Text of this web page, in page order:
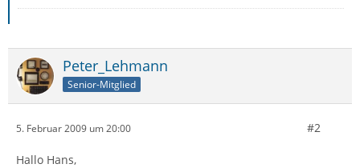
Peter_Lehmann
Senior-Mitglied
5. Februar 2009 um 20:00 #2
Hallo Hans,